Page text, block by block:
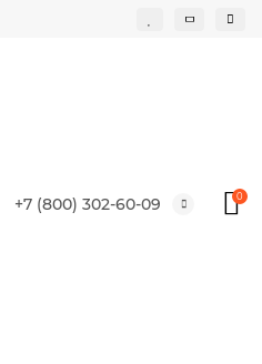
+7 (800) 302-60-09 0